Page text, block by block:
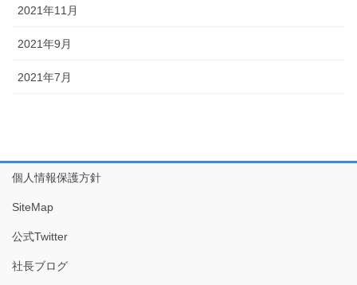
2021年11月
2021年9月
2021年7月
個人情報保護方針
SiteMap
公式Twitter
社長ブログ